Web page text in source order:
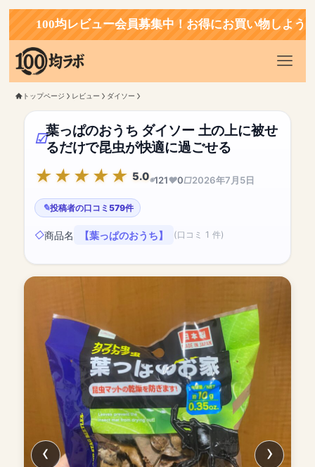
100均レビュー会員募集中！お得にお買い物しよう！
トップページ レビュー ダイソー
葉っぱのおうち ダイソー 土の上に被せ
るだけで昆虫が快適に過ごせる
5.0 121 0 2026年7月5日
投稿者の口コミ579件
商品名 【葉っぱのおうち】 (口コミ 1 件)